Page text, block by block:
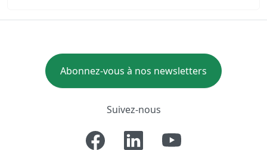
Abonnez-vous à nos newsletters
Suivez-nous